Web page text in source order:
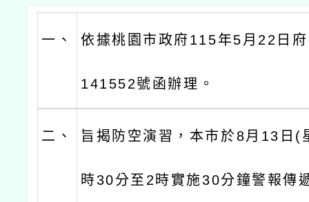
一、 依據桃園市政府115年5月22日
141552號函辦理。
二、 旨揭防空演習，本市於8月13日(
時30分至2時實施30分鐘警報傳